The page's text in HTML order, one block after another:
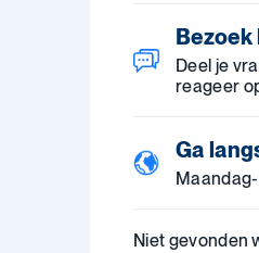
Bezoek
Deel je
reageer
Ga
Niet gevonden